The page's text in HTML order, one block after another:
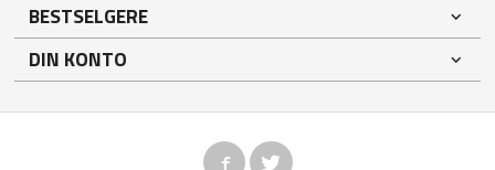
BESTSELGERE
DIN KONTO